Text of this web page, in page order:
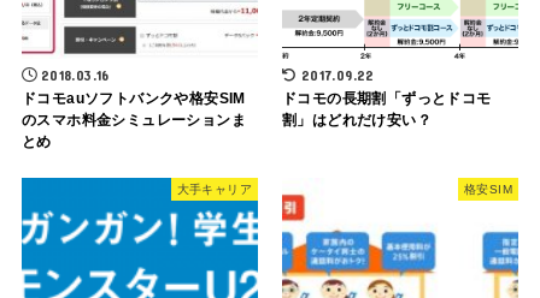
2018.03.16
ドコモauソフトバンクや格安SIM
のスマホ料金シミュレーションま
とめ
2017.09.22
ドコモの長期割「ずっとドコモ
割」はどれだけ安い？
大手キャリア 格安SIM